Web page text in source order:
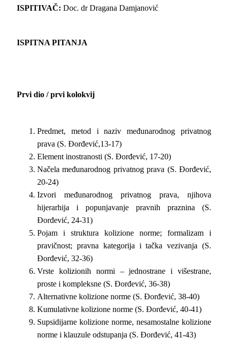
ISPITIVAČ: Doc. dr Dragana Damjanović
ISPITNA PITANJA
Prvi dio / prvi kolokvij
Predmet, metod i naziv međunarodnog privatnog
prava (S. Đorđević,13-17)
Element inostranosti (S. Đorđević, 17-20)
Načela međunarodnog privatnog prava (S. Đorđević,
20-24)
Izvori međunarodnog privatnog prava, njihova
hijerarhija i popunjavanje pravnih praznina (S.
Đorđević, 24-31)
Pojam i struktura kolizione norme; formalizam i
pravičnost; pravna kategorija i tačka vezivanja (S.
Đorđević, 32-36)
Vrste kolizionih normi – jednostrane i višestrane,
proste i kompleksne (S. Đorđević, 36-38)
Alternativne kolizione norme (S. Đorđević, 38-40)
Kumulativne kolizione norme (S. Đorđević, 40-41)
Supsidijarne kolizione norme, nesamostalne kolizione
norme i klauzule odstupanja (S. Đorđević, 41-43)